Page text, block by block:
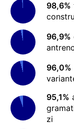
98,6%
96,9%
96,0%
95,1%
zi